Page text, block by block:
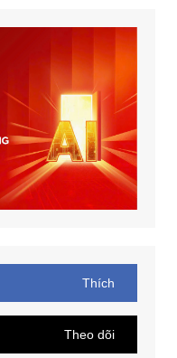
Thích
Theo dõi